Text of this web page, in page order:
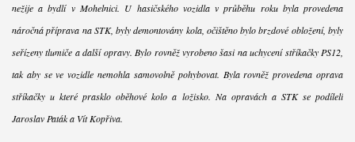
nežije a bydlí v Mohelnici. U hasičského vozidla v průběhu roku byla provedena
náročná příprava na STK, byly demontovány kola, očištěno bylo brzdové obložení, byly
seřízeny tlumiče a další opravy. Bylo rovněž vyrobeno šasi na uchycení stříkačky PS12,
tak aby se ve vozidle nemohla samovolně pohybovat. Byla rovněž provedena oprava
stříkačky u které prasklo oběhové kolo a ložisko. Na opravách a STK se podíleli
Jaroslav Paták a Vít Kopřiva.